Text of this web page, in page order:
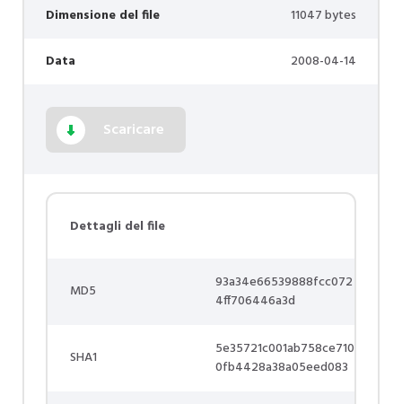
Dimensione del file 11047 bytes
Data 2008-04-14
Scaricare
Dettagli del file
MD5
93a34e66539888fcc072
4ff706446a3d
SHA1
5e35721c001ab758ce710
0fb4428a38a05eed083